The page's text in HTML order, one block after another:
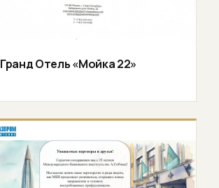
Гранд Отель «Мойка 22»